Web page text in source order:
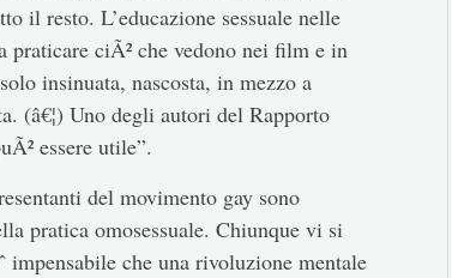
il resto. L’educazione sessuale nelle
ciÃ² che vedono nei film e in
insinuata, nascosta, in mezzo a
(â€¦) Uno degli autori del Rapporto
essere utile”.
del movimento gay sono
pratica omosessuale. Chiunque vi si
impensabile che una rivoluzione mentale